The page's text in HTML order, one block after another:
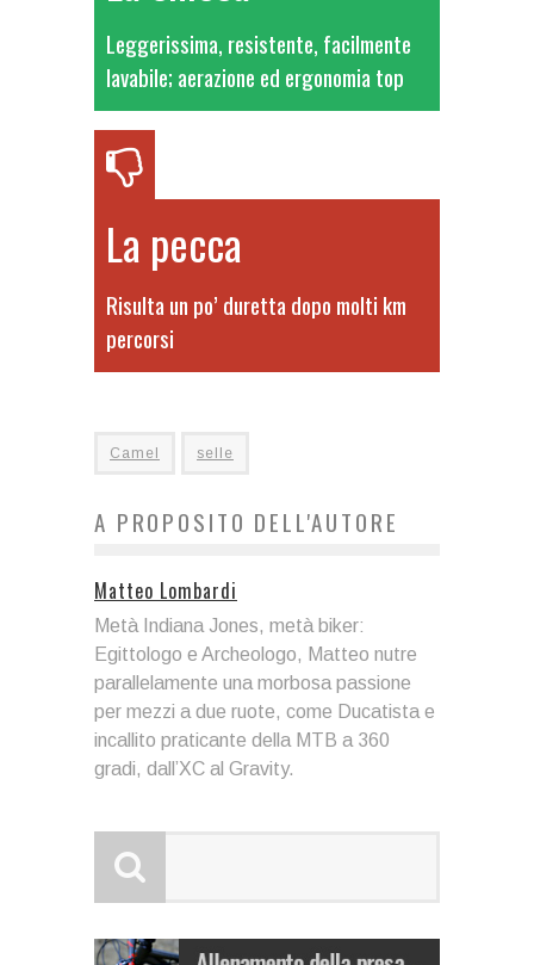
Leggerissima, resistente, facilmente
lavabile; aerazione ed ergonomia top
La pecca
Risulta un po’ duretta dopo molti km
percorsi
Camel selle
A PROPOSITO DELL'AUTORE
Matteo Lombardi
Metà Indiana Jones, metà biker:
Egittologo e Archeologo, Matteo nutre
parallelamente una morbosa passione
per mezzi a due ruote, come Ducatista e
incallito praticante della MTB a 360
gradi, dall’XC al Gravity.